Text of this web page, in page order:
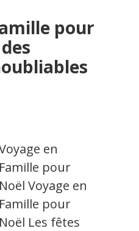
pour
en
Famille pour
Noël Voyage en
Famille pour
Noël Les fêtes